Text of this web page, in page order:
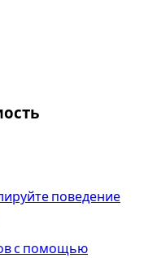
поведение
с помощью